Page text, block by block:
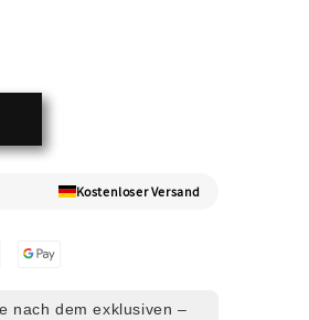
Kostenloser Versand
nach dem exklusiven –